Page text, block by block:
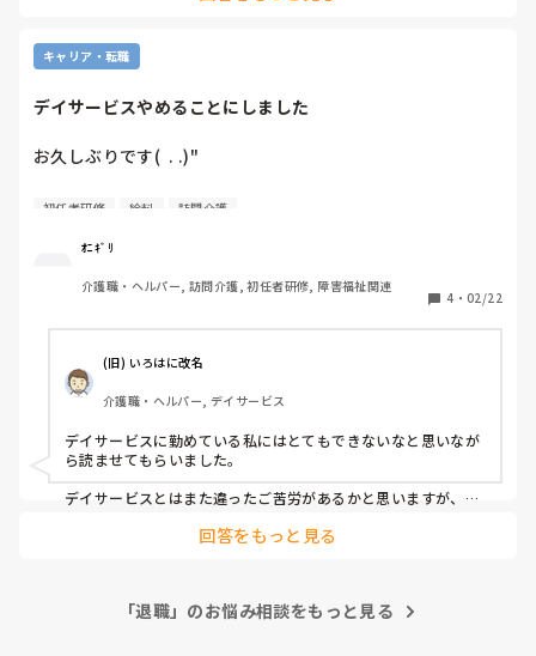
キャリア・転職
デイサービスやめることにしました
お久しぶりです(  . .)"
色々とあり3月中旬にデイサービスをやめることにしまし
初任者研修 給料 訪問介護
ｵﾆｷﾞﾘ
介護職・ヘルパー, 訪問介護, 初任者研修, 障害福祉関連
4 ・ 02/22
(旧) いろはに改名
介護職・ヘルパー, デイサービス
デイサービスに勤めている私にはとてもできないなと思いなが
ら読ませてもらいました。
デイサービスとはまた違ったご苦労があるかと思いますが、利
回答をもっと見る
「退職」のお悩み相談をもっと見る